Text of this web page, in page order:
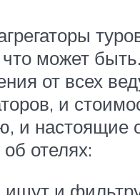
может
от всех
и
и настоящие
отелях: